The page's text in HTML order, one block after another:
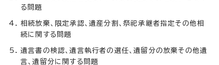
る問題
相続放棄、限定承認、遺産分割、祭祀承継者指定その他相
続に関する問題
遺言書の検認、遺言執行者の選任、遺留分の放棄その他遺
言、遺留分に関する問題